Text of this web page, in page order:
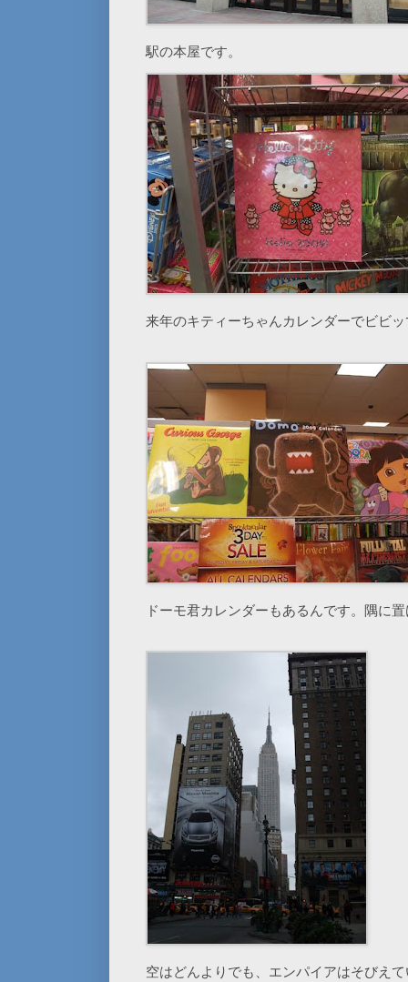
駅の本屋です。
来年のキティーちゃんカレンダーでビビ
ドーモ君カレンダーもあるんです。隅に
空はどんよりでも、エンパイアはそびえ